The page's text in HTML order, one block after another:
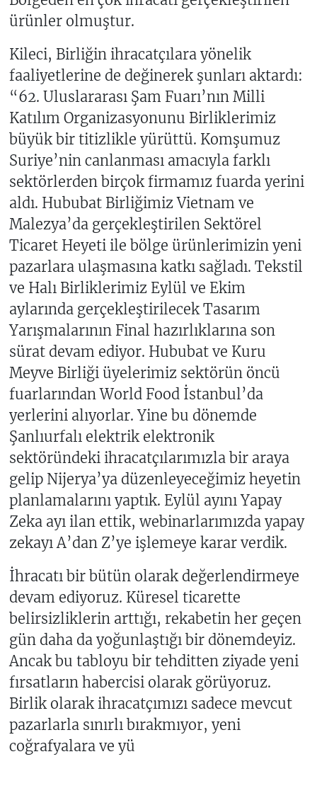
ürünler olmuştur.
Kileci, Birliğin ihracatçılara yönelik
faaliyetlerine de değinerek şunları aktardı:
“62. Uluslararası Şam Fuarı’nın Milli
Katılım Organizasyonunu Birliklerimiz
büyük bir titizlikle yürüttü. Komşumuz
Suriye’nin canlanması amacıyla farklı
sektörlerden birçok firmamız fuarda yerini
aldı. Hububat Birliğimiz Vietnam ve
Malezya’da gerçekleştirilen Sektörel
Ticaret Heyeti ile bölge ürünlerimizin yeni
pazarlara ulaşmasına katkı sağladı. Tekstil
ve Halı Birliklerimiz Eylül ve Ekim
aylarında gerçekleştirilecek Tasarım
Yarışmalarının Final hazırlıklarına son
sürat devam ediyor. Hububat ve Kuru
Meyve Birliği üyelerimiz sektörün öncü
fuarlarından World Food İstanbul’da
yerlerini alıyorlar. Yine bu dönemde
Şanlıurfalı elektrik elektronik
sektöründeki ihracatçılarımızla bir araya
gelip Nijerya’ya düzenleyeceğimiz heyetin
planlamalarını yaptık. Eylül ayını Yapay
Zeka ayı ilan ettik, webinarlarımızda yapay
zekayı A’dan Z’ye işlemeye karar verdik.
İhracatı bir bütün olarak değerlendirmeye
devam ediyoruz. Küresel ticarette
belirsizliklerin arttığı, rekabetin her geçen
gün daha da yoğunlaştığı bir dönemdeyiz.
Ancak bu tabloyu bir tehditten ziyade yeni
fırsatların habercisi olarak görüyoruz.
Birlik olarak ihracatçımızı sadece mevcut
pazarlarla sınırlı bırakmıyor, yeni
coğrafyalara ve yü